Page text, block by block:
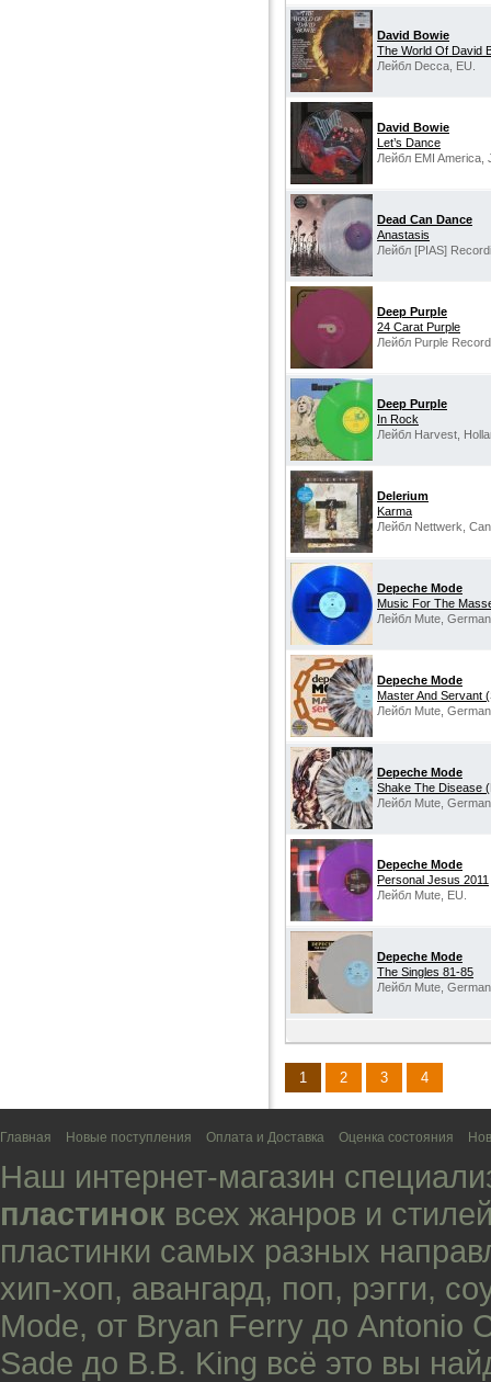
David Bowie
The World Of David
Лейбл Decca, EU.
David Bowie
Let’s Dance
Лейбл EMI America,
Dead Can Dance
Anastasis
Лейбл [PIAS]
Deep Purple
24 Carat Purple
Лейбл Purple
Deep Purple
In Rock
Лейбл Harvest,
Delerium
Karma
Лейбл Nettwerk,
Depeche Mode
Music For The
Лейбл Mute,
Depeche Mode
Master And Servant
Лейбл Mute,
Depeche Mode
Shake The Disease
Лейбл Mute,
Depeche Mode
Personal Jesus 2011
Лейбл Mute, EU.
Depeche Mode
The Singles 81-85
Лейбл Mute,
1 2 3 4
Главная Новые поступления Оплата и Доставка Оценка состояния
Наш интернет-магазин
пластинок всех жанров и
пластинки самых разных
хип-хоп, авангард, поп, рэгги,
Mode, от Bryan Ferry до Antonio
Sade до B.B. King всё это вы